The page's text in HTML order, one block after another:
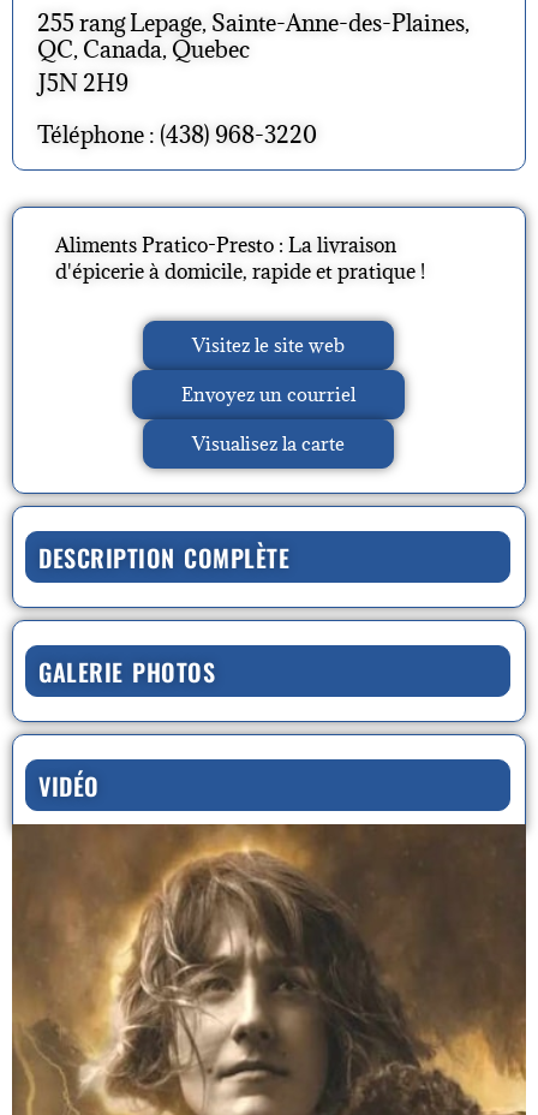
255 rang Lepage, Sainte-Anne-des-Plaines,
QC, Canada, Quebec
J5N 2H9
Téléphone : (438) 968-3220
Aliments Pratico-Presto : La livraison
d'épicerie à domicile, rapide et pratique !
Visitez le site web
Envoyez un courriel
Visualisez la carte
DESCRIPTION COMPLÈTE
GALERIE PHOTOS
VIDÉO